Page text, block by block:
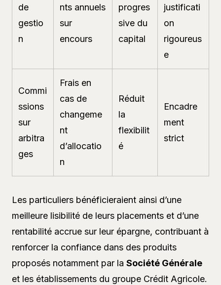
de
gestio
n
nts annuels
sur
encours
progres
sive du
capital
justificati
on
rigoureus
e
Commi
ssions
sur
arbitra
ges
Frais en
cas de
changeme
nt
d’allocatio
n
Réduit
la
flexibilit
é
Encadre
ment
strict
Les particuliers bénéficieraient ainsi d’une
meilleure lisibilité de leurs placements et d’une
rentabilité accrue sur leur épargne, contribuant à
renforcer la confiance dans des produits
proposés notamment par la Société Générale
et les établissements du groupe Crédit Agricole.